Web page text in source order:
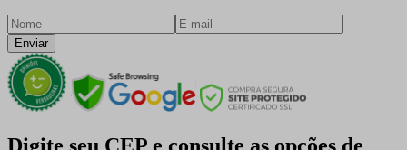
Enviar
Digite seu CEP e consulte as opções de